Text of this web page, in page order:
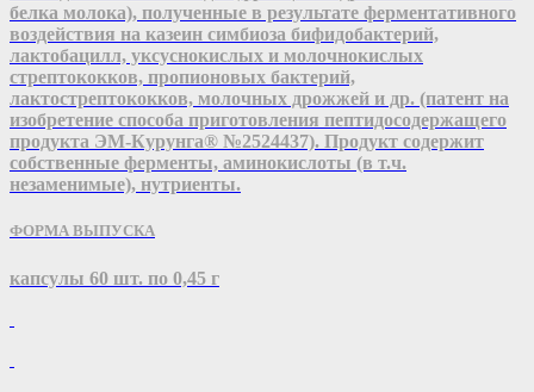
белка молока), полученные в результате ферментативного
воздействия на казеин симбиоза бифидобактерий,
лактобацилл, уксуснокислых и молочнокислых
стрептококков, пропионовых бактерий,
лактострептококков, молочных дрожжей и др. (патент на
изобретение способа приготовления пептидосодержащего
продукта ЭМ-Курунга® №2524437). Продукт содержит
собственные ферменты, аминокислоты (в т.ч.
незаменимые), нутриенты.
ФОРМА ВЫПУСКА
капсулы 60 шт. по 0,45 г